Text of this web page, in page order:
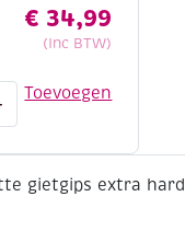
€ 34,99
(Inc BTW)
Toevoegen